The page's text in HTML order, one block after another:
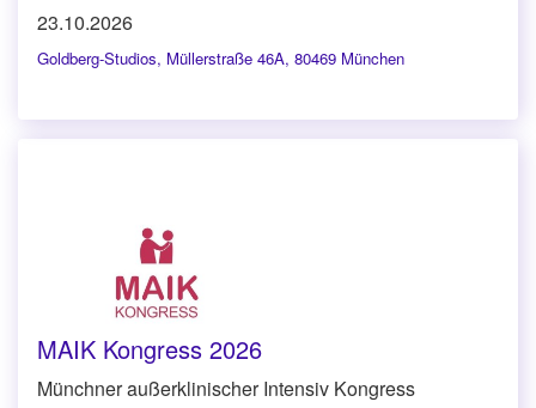
23.10.2026
Goldberg-Studios, Müllerstraße 46A, 80469 München
MAIK Kongress 2026
Münchner außerklinischer Intensiv Kongress